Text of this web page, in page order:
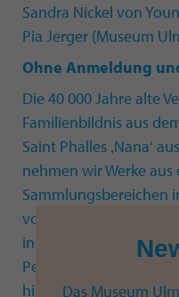
Sandra Nickel von
Pia Jerger (Museum
Ohne Anmeldung
Die 40 000 Jahre alte
Familienbildnis aus
Saint Phalles ‚Nana‘
nehmen wir Werke
Sammlungsbereichen
von Vielfalt,
in den Blick und lernen
Perspektive kennen!
historischen Kontext
Das Museum